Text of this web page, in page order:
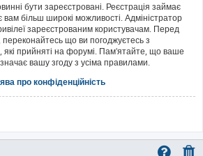
бути зареєстровані. Реєстрація займає
вам більш широкі можливості. Адміністратор
зареєстрованим користувачам. Перед
переконайтесь що ви погоджуєтесь з
які прийняті на форумі. Пам'ятайте, що ваше
вашу згоду з усіма правилами.
про конфіденційність